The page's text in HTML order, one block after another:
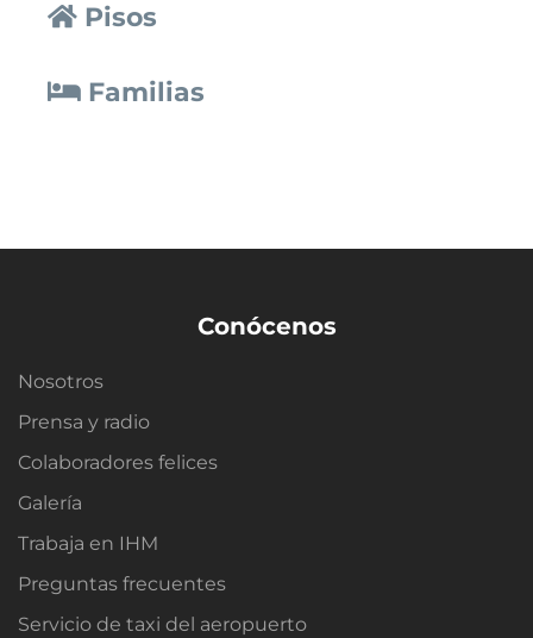
Pisos
Familias
Conócenos
Nosotros
Prensa y radio
Colaboradores felices
Galería
Trabaja en IHM
Preguntas frecuentes
Servicio de taxi del aeropuerto